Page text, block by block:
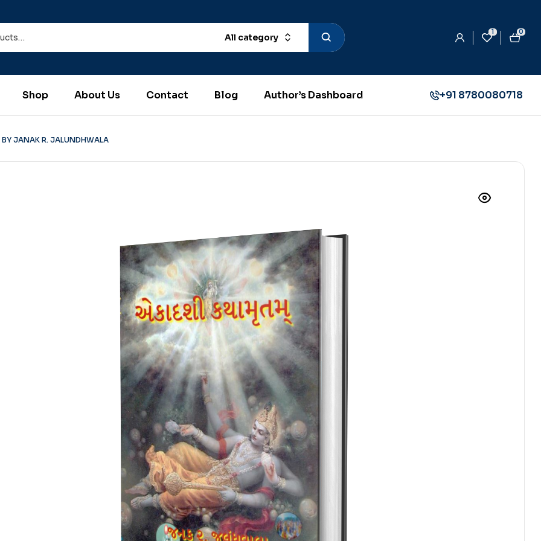
All category
1 0
Shop About Us Contact Blog Author’s Dashboard +91 8780080718
BY JANAK R. JALUNDHWALA